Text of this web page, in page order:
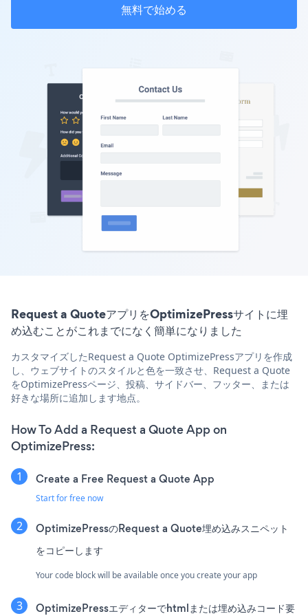
無料で始める
Request a QuoteアプリをOptimizePressサイトに埋
め込むことがこれまでになく簡単になりました
カスタマイズしたRequest a Quote OptimizePressアプリを作成
し、ウェブサイトのスタイルと色を一致させ、Request a Quote
をOptimizePressページ、投稿、サイドバー、フッター、または
好きな場所に追加します地点。
How To Add a Request a Quote App on
OptimizePress:
Create a Free Request a Quote App
Start for free now
OptimizePressのRequest a Quote埋め込みスニペット
をコピーします
Your code block will be available once you create your app
OptimizePressエディターでhtmlまたは埋め込みコード要